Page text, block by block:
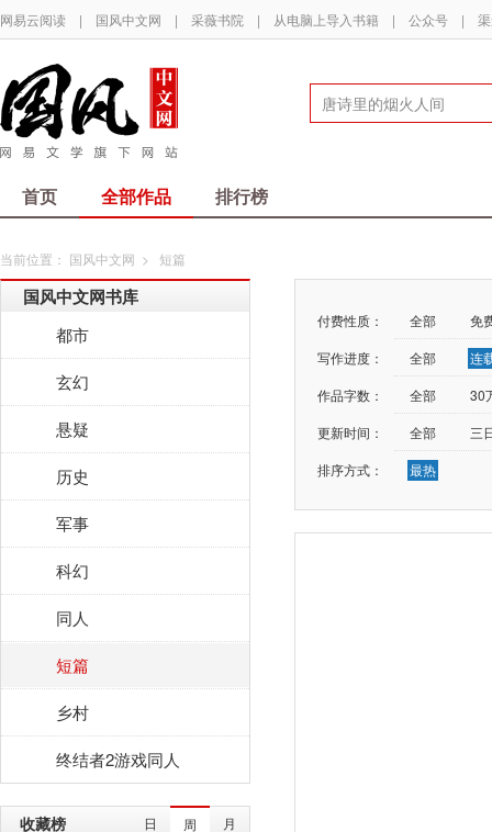
网易云阅读 | 国风中文网 | 采薇书院 | 从电脑上导入书籍 | 公众号 |
首页 全部作品 排行榜
当前位置： 国风中文网 > 短篇
国风中文网书库
都市
玄幻
悬疑
历史
军事
科幻
同人
短篇
乡村
终结者2游戏同人
收藏榜 日 周 月
付费性质： 全部
免
写作进度：
全部
连
作品字数：
全部
30
更新时间：
全部
三
排序方式：
最热